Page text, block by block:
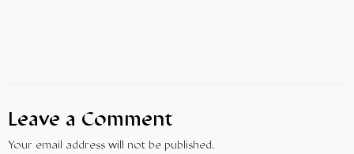
Leave a Comment
Your email address will not be published.